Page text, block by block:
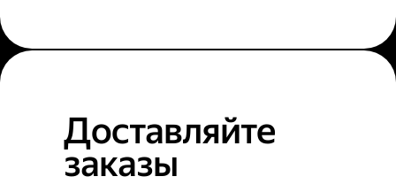
Доставляйте
заказы